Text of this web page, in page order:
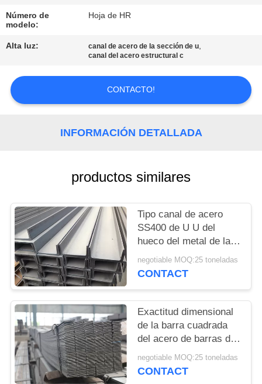
PIDA
UNA
MAPA
PRIVACY
Número de
modelo:
Hoja de HR
Alta luz: canal de acero de la sección de u,
canal del acero estructural c
CONTACTO!
INFORMACIÓN DETALLADA
productos similares
Tipo canal de acero
SS400 de U U del
hueco del metal de la
sección estructural de
la sección
negotiable MOQ:25 toneladas
CONTACT
Exactitud dimensional
de la barra cuadrada
del acero de barras de
plano de acero suave
de la construcción alta
negotiable MOQ:25 toneladas
CONTACT